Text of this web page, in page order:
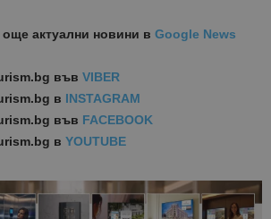
актуални новини в Google News
във VIBER
в INSTAGRAM
във FACEBOOK
в YOUTUBE